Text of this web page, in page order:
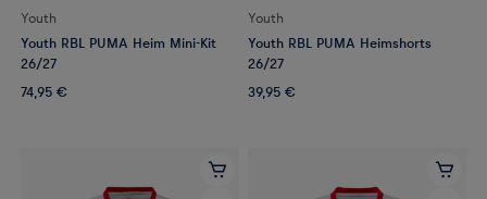
Youth
Youth RBL PUMA Heim Mini-Kit
26/27
74,95 €
Youth
Youth RBL PUMA Heimshorts
26/27
39,95 €